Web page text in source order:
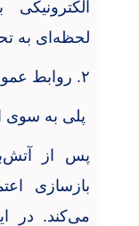
لحظه‌ای به
۲. روابط
پلی به سوی
پس از
بازسازی
می‌کند. در